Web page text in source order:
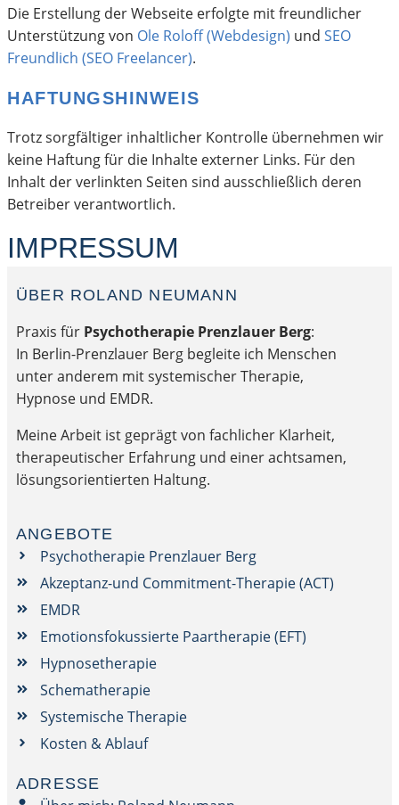
IMPRESSUM
Die Erstellung der Webseite erfolgte mit freundlicher
Unterstützung von Ole Roloff (Webdesign) und SEO
Freundlich (SEO Freelancer).
HAFTUNGSHINWEIS
Trotz sorgfältiger inhaltlicher Kontrolle übernehmen wir
keine Haftung für die Inhalte externer Links. Für den
Inhalt der verlinkten Seiten sind ausschließlich deren
Betreiber verantwortlich.
ÜBER ROLAND NEUMANN
Praxis für Psychotherapie Prenzlauer Berg:
In Berlin-Prenzlauer Berg begleite ich Menschen
unter anderem mit systemischer Therapie,
Hypnose und EMDR.
Meine Arbeit ist geprägt von fachlicher Klarheit,
therapeutischer Erfahrung und einer achtsamen,
lösungsorientierten Haltung.
ANGEBOTE
Psychotherapie Prenzlauer Berg
Akzeptanz-und Commitment-Therapie (ACT)
EMDR
Emotionsfokussierte Paartherapie (EFT)
Hypnosetherapie
Schematherapie
Systemische Therapie
Kosten & Ablauf
ADRESSE